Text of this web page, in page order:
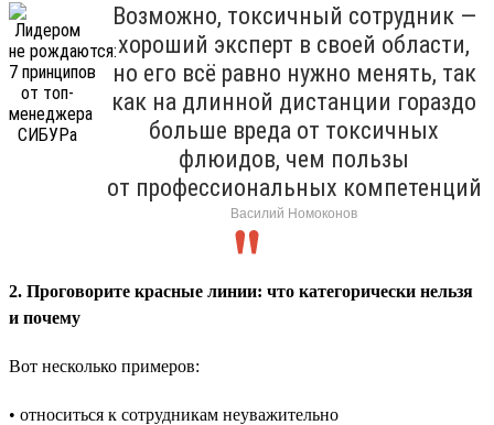
Возможно, токсичный сотрудник —
хороший эксперт в своей области,
но его всё равно нужно менять, так
как на длинной дистанции гораздо
больше вреда от токсичных
флюидов, чем пользы
от профессиональных компетенций
Василий Номоконов
2. Проговорите красные линии: что категорически нельзя
и почему
Вот несколько примеров:
• относиться к сотрудникам неуважительно